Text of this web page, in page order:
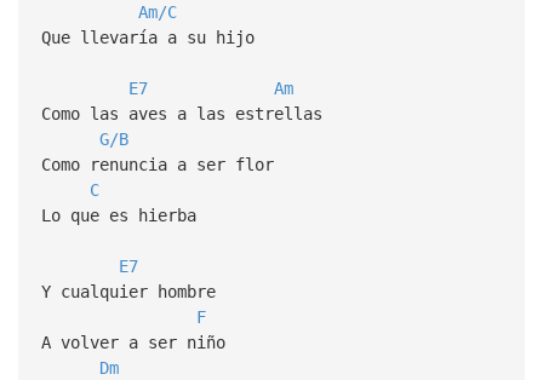
Am/C
Que llevaría a su hijo
E7
Am
Como las aves a las estrellas
G/B
Como renuncia a ser flor
C
Lo que es hierba
E7
Y cualquier hombre
F
A volver a ser niño
Dm